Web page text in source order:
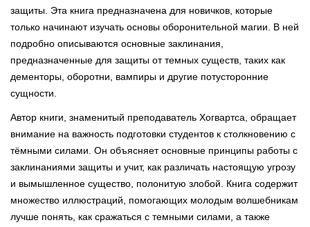
защиты. Эта книга предназначена для новичков, которые
только начинают изучать основы оборонительной магии. В ней
подробно описываются основные заклинания,
предназначенные для защиты от темных существ, таких как
дементоры, оборотни, вампиры и другие потусторонние
сущности.
Автор книги, знаменитый преподаватель Хогвартса, обращает
внимание на важность подготовки студентов к столкновению с
тёмными силами. Он объясняет основные принципы работы с
заклинаниями защиты и учит, как различать настоящую угрозу
и вымышленное существо, полонитую злобой. Книга содержит
множество иллюстраций, помогающих молодым волшебникам
лучше понять, как сражаться с темными силами, а также